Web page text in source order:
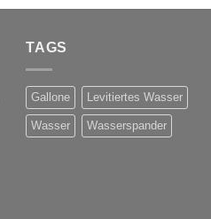
TAGS
Gallone Levitiertes Wasser
Wasser Wasserspander